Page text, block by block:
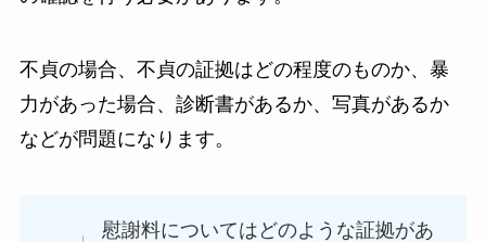
不貞の場合、不貞の証拠はどの程度のものか、暴
力があった場合、診断書があるか、写真があるか
などが問題になります。
慰謝料についてはどのような証拠があ